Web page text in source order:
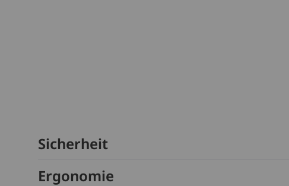
Sicherheit
Ergonomie